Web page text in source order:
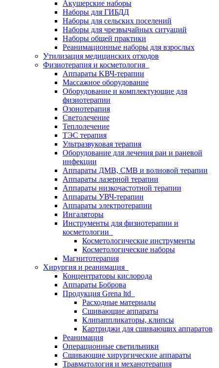
Акушерские наборы
Наборы для ГИБДД
Наборы для сельских поселений
Наборы для чрезвычайных ситуаций
Наборы общей практики
Реанимационные наборы для взрослых
Утилизация медицинских отходов
Физиотерапия и косметология
Аппараты KВЧ-терапии
Массажное оборудование
Оборудование и комплектующие для
физиотерапии
Озонотерапия
Светолечение
Теплолечение
ТЭС терапия
Ультразвуковая терапия
Оборудование для лечения ран и раневой
инфекции
Аппараты ДМВ, СМВ и волновой терапии
Аппараты лазерной терапии
Аппараты низкочастотной терапии
Аппараты УВЧ-терапии
Аппараты электротерапии
Ингаляторы
Инструменты для физиотерапии и
косметологии
Косметологические инструменты
Косметологические наборы
Магнитотерапия
Хирургия и реанимация
Концентраторы кислорода
Аппараты Боброва
Продукция Grena ltd
Расходные материалы
Сшивающие аппараты
Клипаппликаторы, клипсы
Картриджи для сшивающих аппаратов
Реанимация
Операционные светильники
Сшивающие хирургические аппараты
Травматология и механотерапия